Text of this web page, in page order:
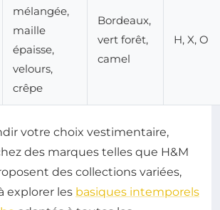
mélangée,
maille
épaisse,
velours,
crêpe
Bordeaux,
vert forêt,
camel
H, X, O
votre choix vestimentaire,
des marques telles que H&M
des collections variées,
explorer les basiques intemporels